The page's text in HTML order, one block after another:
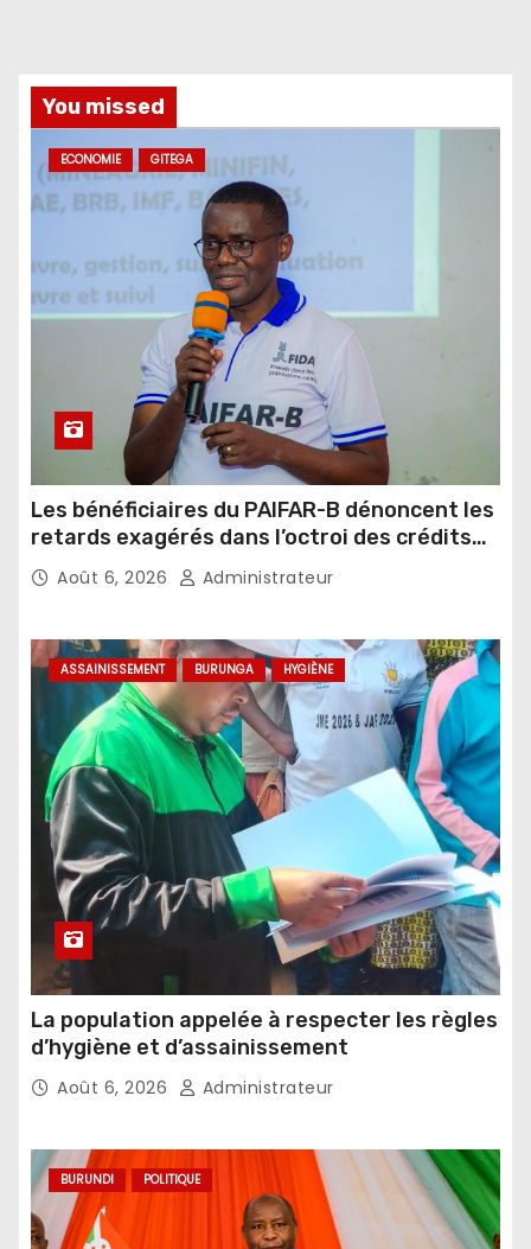
You missed
ECONOMIE GITEGA
Les bénéficiaires du PAIFAR-B dénoncent les
retards exagérés dans l’octroi des crédits
agricoles
Août 6, 2026 Administrateur
ASSAINISSEMENT BURUNGA HYGIÈNE
La population appelée à respecter les règles
d’hygiène et d’assainissement
Août 6, 2026 Administrateur
BURUNDI POLITIQUE